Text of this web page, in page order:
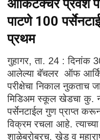
आर्किटेक्चर प्रवेश
पाटणे 100
प्रथम
गुहागर, ता. 24 : दिनांक
आलेल्या बॅचलर ऑफ
परीक्षेचा निकाल नुकताच
मिडिअम स्कूल खेडचा कु.
पर्सेनटाईल गुण प्राप्त
विक्रम रचला आहे. त्याच्या
शाळेबरोबरच, खेड व